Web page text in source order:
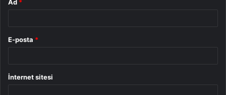
Ad *
E-posta *
İnternet sitesi